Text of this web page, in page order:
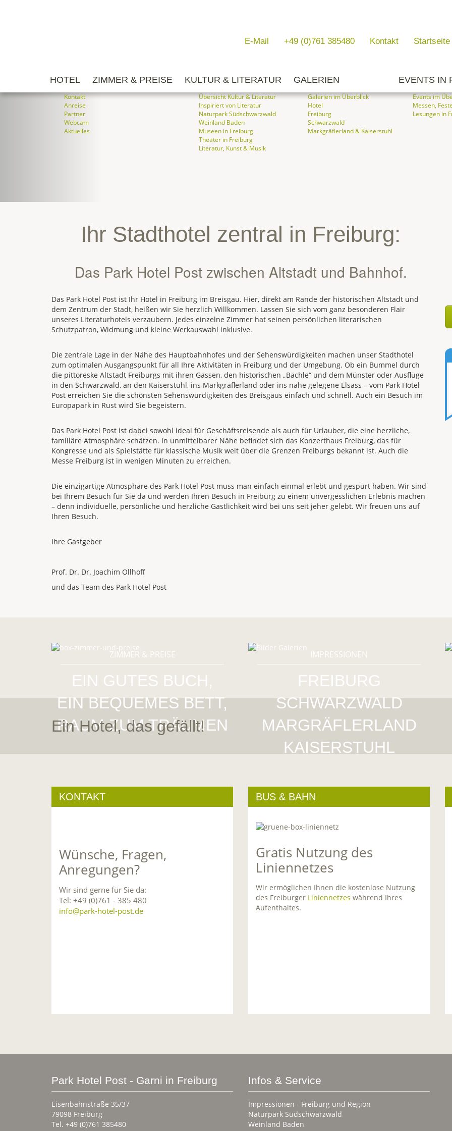
E-Mail +49 (0)761 385480 Kontakt Startseite
HOTEL ZIMMER & PREISE KULTUR & LITERATUR
Übersicht Kultur & Literatur
Inspiriert von Literatur
Naturpark Südschwarzwald
Weinland Baden
Museen in Freiburg
Theater in Freiburg
Literatur, Kunst & Musik
GALERIEN
Galerien im Überblick
Hotel
Freiburg
Schwarzwald
Markgräflerland & Kaiserstuhl
EVENTS IN
Events im
Messen,
Lesungen in
Kontakt
Anreise
Partner
Webcam
Aktuelles
Ihr Stadthotel zentral in Freiburg:
Das Park Hotel Post zwischen Altstadt und Bahnhof.
Das Park Hotel Post ist Ihr Hotel in Freiburg im Breisgau. Hier, direkt am Rande der historischen Altstadt und
dem Zentrum der Stadt, heißen wir Sie herzlich Willkommen. Lassen Sie sich vom ganz besonderen Flair
unseres Literaturhotels verzaubern. Jedes einzelne Zimmer hat seinen persönlichen literarischen
Schutzpatron, Widmung und kleine Werkauswahl inklusive.
Die zentrale Lage in der Nähe des Hauptbahnhofes und der Sehenswürdigkeiten machen unser Stadthotel
zum optimalen Ausgangspunkt für all Ihre Aktivitäten in Freiburg und der Umgebung. Ob ein Bummel durch
die pittoreske Altstadt Freiburgs mit ihren Gassen, den historischen „Bächle“ und dem Münster oder Ausflüge
in den Schwarzwald, an den Kaiserstuhl, ins Markgräflerland oder ins nahe gelegene Elsass – vom Park Hotel
Post erreichen Sie die schönsten Sehenswürdigkeiten des Breisgaus einfach und schnell. Auch ein Besuch im
Europapark in Rust wird Sie begeistern.
Das Park Hotel Post ist dabei sowohl ideal für Geschäftsreisende als auch für Urlauber, die eine herzliche,
familiäre Atmosphäre schätzen. In unmittelbarer Nähe befindet sich das Konzerthaus Freiburg, das für
Kongresse und als Spielstätte für klassische Musik weit über die Grenzen Freiburgs bekannt ist. Auch die
Messe Freiburg ist in wenigen Minuten zu erreichen.
Die einzigartige Atmosphäre des Park Hotel Post muss man einfach einmal erlebt und gespürt haben. Wir sind
bei Ihrem Besuch für Sie da und werden Ihren Besuch in Freiburg zu einem unvergesslichen Erlebnis machen
– denn individuelle, persönliche und herzliche Gastlichkeit wird bei uns seit jeher gelebt. Wir freuen uns auf
Ihren Besuch.
Ihre Gastgeber
Prof. Dr. Dr. Joachim Ollhoff
und das Team des Park Hotel Post
ZIMMER & PREISE
EIN GUTES BUCH,
EIN BEQUEMES BETT,
RAUM ZUM TRÄUMEN
IMPRESSIONEN
FREIBURG
SCHWARZWALD
MARGRÄFLERLAND
KAISERSTUHL
Ein Hotel, das gefällt!
KONTAKT
Wünsche, Fragen,
Anregungen?
Wir sind gerne für Sie da:
Tel: +49 (0)761 - 385 480
info@park-hotel-post.de
BUS & BAHN
Gratis Nutzung des
Liniennetzes
Wir ermöglichen Ihnen die kostenlose Nutzung
des Freiburger Liniennetzes während Ihres
Aufenthaltes.
Park Hotel Post - Garni in Freiburg
Eisenbahnstraße 35/37
79098 Freiburg
Tel. +49 (0)761 385480
Infos & Service
Impressionen - Freiburg und Region
Naturpark Südschwarzwald
Weinland Baden